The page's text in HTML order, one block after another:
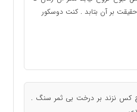
حقیقت بر آن بتابد . کنت دوسکور
کس نزند بر درخت بی ثمر سنگ .